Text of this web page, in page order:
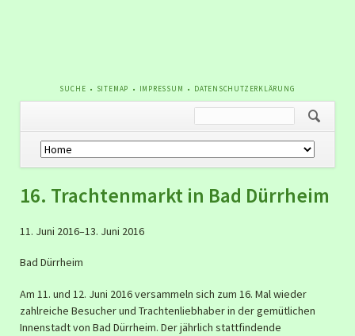
NAVIGATION
SUCHE SITEMAP IMPRESSUM DATENSCHUTZERKLÄRUNG
Navigation
überspringen
16. Trachtenmarkt in Bad Dürrheim
11. Juni 2016–13. Juni 2016
Bad Dürrheim
Am 11. und 12. Juni 2016 versammeln sich zum 16. Mal wieder
zahlreiche Besucher und Trachtenliebhaber in der gemütlichen
Innenstadt von Bad Dürrheim. Der jährlich stattfindende